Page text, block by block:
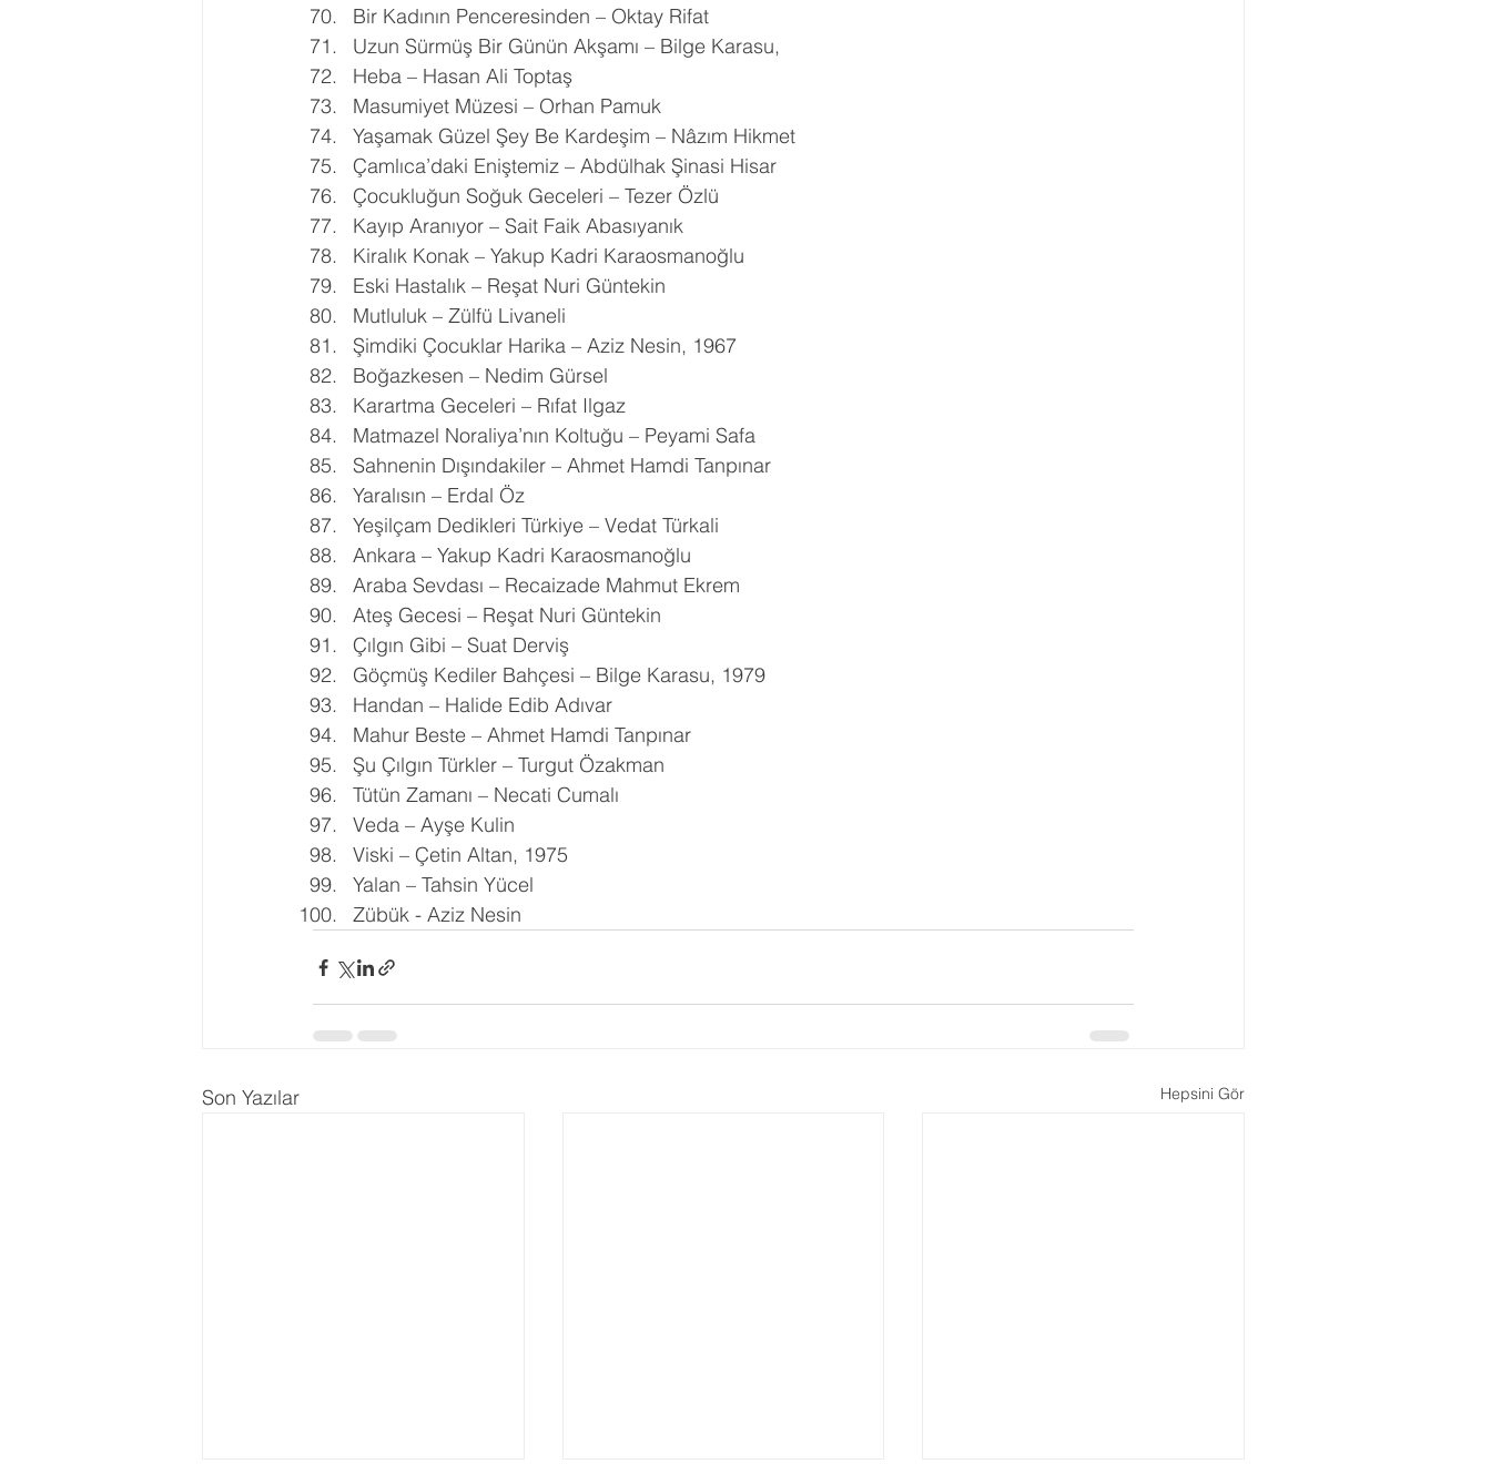
Bir Kadının Penceresinden – Oktay Rifat
Uzun Sürmüş Bir Günün Akşamı – Bilge Karasu,
Heba – Hasan Ali Toptaş
Masumiyet Müzesi – Orhan Pamuk
Yaşamak Güzel Şey Be Kardeşim – Nâzım Hikmet
Çamlıca’daki Eniştemiz – Abdülhak Şinasi Hisar
Çocukluğun Soğuk Geceleri – Tezer Özlü
Kayıp Aranıyor – Sait Faik Abasıyanık
Kiralık Konak – Yakup Kadri Karaosmanoğlu
Eski Hastalık – Reşat Nuri Güntekin
Mutluluk – Zülfü Livaneli
Şimdiki Çocuklar Harika – Aziz Nesin, 1967
Boğazkesen – Nedim Gürsel
Karartma Geceleri – Rıfat Ilgaz
Matmazel Noraliya’nın Koltuğu – Peyami Safa
Sahnenin Dışındakiler – Ahmet Hamdi Tanpınar
Yaralısın – Erdal Öz
Yeşilçam Dedikleri Türkiye – Vedat Türkali
Ankara – Yakup Kadri Karaosmanoğlu
Araba Sevdası – Recaizade Mahmut Ekrem
Ateş Gecesi – Reşat Nuri Güntekin
Çılgın Gibi – Suat Derviş
Göçmüş Kediler Bahçesi – Bilge Karasu, 1979
Handan – Halide Edib Adıvar
Mahur Beste – Ahmet Hamdi Tanpınar
Şu Çılgın Türkler – Turgut Özakman
Tütün Zamanı – Necati Cumalı
Veda – Ayşe Kulin
Viski – Çetin Altan, 1975
Yalan – Tahsin Yücel
Zübük - Aziz Nesin
Son Yazılar Hepsini Gör